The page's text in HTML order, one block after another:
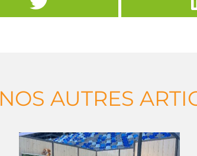
NOS AUTRES